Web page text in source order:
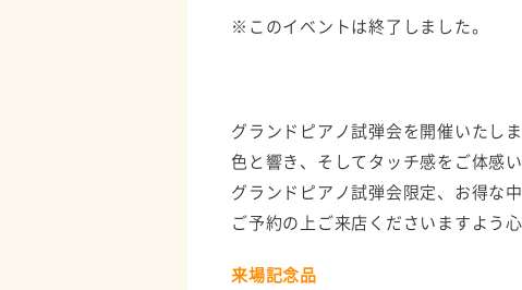
※このイベントは終了しました。
グランドピアノ試弾会を開催いたし
色と響き、そしてタッチ感をご体感い
グランドピアノ試弾会限定、お得な
ご予約の上ご来店くださいますよう
来場記念品